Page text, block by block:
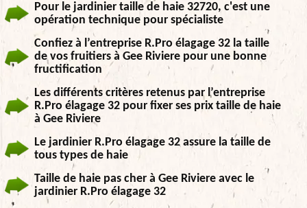
Pour le jardinier taille de haie 32720, c'est une
opération technique pour spécialiste
Confiez à l’entreprise R.Pro élagage 32 la taille
de vos fruitiers à Gee Riviere pour une bonne
fructification
Les différents critères retenus par l’entreprise
R.Pro élagage 32 pour fixer ses prix taille de haie
à Gee Riviere
Le jardinier R.Pro élagage 32 assure la taille de
tous types de haie
Taille de haie pas cher à Gee Riviere avec le
jardinier R.Pro élagage 32